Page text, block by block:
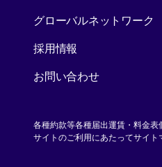
グローバルネットワーク
採用情報
お問い合わせ
各種約款等各種届出運賃・料金表
サイトのご利用にあたってサイト